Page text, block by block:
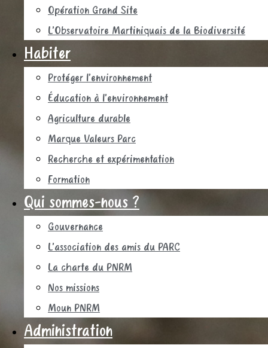
Opération Grand Site
L’Observatoire Martiniquais de la Biodiversité
Habiter
Protéger l’environnement
Éducation à l’environnement
Agriculture durable
Marque Valeurs Parc
Recherche et expérimentation
Formation
Qui sommes-nous ?
Gouvernance
L’association des amis du PARC
La charte du PNRM
Nos missions
Moun PNRM
Administration